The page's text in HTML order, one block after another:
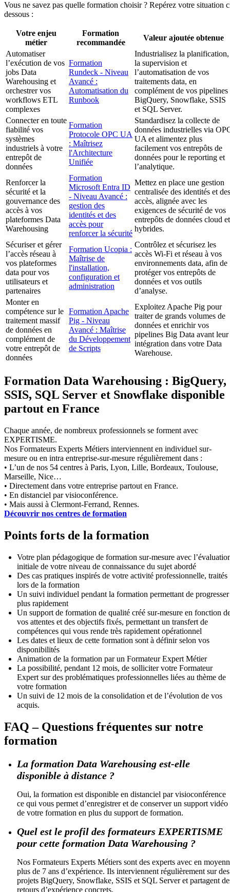
Vous ne savez pas quelle formation choisir ? Repérez votre situation
dessous :
Votre enjeu
métier
Formation
recommandée
Valeur ajoutée obtenue
Automatiser
l’exécution de vos
jobs Data
Warehousing et
orchestrer vos
workflows ETL
complexes
Formation
Rundeck - Niveau
Avancé :
Automatisation du
Runbook
Industrialisez la planification,
la supervision et
l’automatisation de vos
traitements data, en
complément de vos pipelines
BigQuery, Snowflake, SSIS
et SQL Server.
Connecter en toute
fiabilité vos
systèmes
industriels à votre
entrepôt de
données
Formation
Protocole OPC UA
: Maîtrisez
l'Architecture
Unifiée
Standardisez la collecte de
données industrielles via
UA et alimentez plus
facilement vos entrepôts de
données pour le reporting et
l’analytique.
Renforcer la
sécurité et la
gouvernance des
accès à vos
plateformes Data
Warehousing
Formation
Microsoft Entra ID
- Niveau Avancé :
gestion des
identités et des
accès pour
renforcer la sécurité
Mettez en place une gestion
centralisée des identités et des
accès, alignée avec les
exigences de sécurité de vos
entrepôts de données cloud et
hybrides.
Sécuriser et gérer
l’accès réseau à
vos plateformes
data pour vos
utilisateurs et
partenaires
Formation Ucopia :
Maîtrise de
l'installation,
configuration et
administration
Contrôlez et sécurisez les
accès Wi-Fi et réseau à vos
environnements data, afin de
protéger vos entrepôts de
données et vos outils
d’analyse.
Monter en
compétence sur le
traitement massif
de données en
complément de
votre entrepôt de
données
Formation Apache
Pig - Niveau
Avancé : Maîtrise
du Développement
de Scripts
Exploitez Apache Pig pour
traiter de grands volumes de
données et enrichir vos
pipelines Big Data avant leur
intégration dans votre Data
Warehouse.
Formation Data Warehousing : BigQuery,
SSIS, SQL Server et Snowflake disponible
partout en France
Chaque année, de nombreux professionnels se forment avec
EXPERTISME.
Nos Formateurs Experts Métiers interviennent en individuel sur-
mesure ou en intra entreprise-sur-mesure régulièrement dans :
• L’un de nos 54 centres à Paris, Lyon, Lille, Bordeaux, Toulouse,
Marseille, Nice…
• Directement dans votre entreprise partout en France.
• En distanciel par visioconférence.
• Mais aussi à Clermont-Ferrand, Rennes.
Découvrir nos centres de formation
Points forts de la formation
Votre plan pédagogique de formation sur-mesure avec
initiale de votre niveau de connaissance du sujet abordé
Des cas pratiques inspirés de votre activité professionnelle, traités
lors de la formation
Un suivi individuel pendant la formation permettant de progresser
plus rapidement
Un support de formation de qualité créé sur-mesure en fonction
vos attentes et des objectifs fixés, permettant un transfert de
compétences qui vous rende très rapidement opérationnel
Les dates et lieux de cette formation sont à définir selon vos
disponibilités
Animation de la formation par un Formateur Expert Métier
La possibilité, pendant 12 mois, de solliciter votre Formateur
Expert sur des problématiques professionnelles liées au thème de
votre formation
Un suivi de 12 mois de la consolidation et de l’évolution de vos
acquis.
FAQ – Questions fréquentes sur notre
formation
La formation Data Warehousing est-elle
disponible à distance ?
Oui, la formation est disponible en distanciel par visioconférence
ce qui vous permet d’enregistrer et de conserver un support vidéo
de votre formation en plus du support de formation.
Quel est le profil des formateurs EXPERTISME
pour cette formation Data Warehousing ?
Nos Formateurs Experts Métiers sont des experts avec en
plus de 7 ans d’expérience. Ils interviennent régulièrement sur des
projets BigQuery, Snowflake, SSIS et SQL Server et partagent
retours d’expérience concrets.